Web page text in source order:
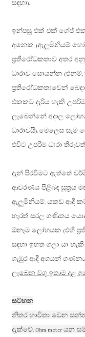
සඳහා).
ඉන්පසු එක් එක් ගේජ්
අනෙක් (ඇලුමිනියම්
ප්‍රතිරෝධකතාව අතර
ධාරාව සොයන්න (එනම්,
ප්‍රතිරෝධකතාවෙන් බෙදා
එකකට දැරිය හැකි
ලැබෙන්නේ අදාල
ධාරාවයි). මෙලෙස සෑම
එවිට උපරිම ධාරා
දැන් පිරවීමට ඇත්තේ
ආචරණය පිළිබඳ සූත්‍රය
ඇලුමිනියම්, යකඩ ආදී
හැරත් සරල ගණිතය
ඕනෑම ලෝහයක (එහි
සඳහා ඉහත ගලා යා
ගැඹුර ආදී අගයන්
ලැබෙන වගු ඉතාම දළ
සටහන
නිතර භාවිතා වෙන
දැක්වේ. Ohm meterයන